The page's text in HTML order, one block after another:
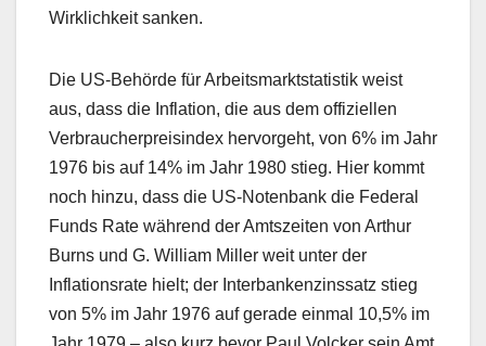
Wirklichkeit sanken.
Die US-Behörde für Arbeitsmarktstatistik weist
aus, dass die Inflation, die aus dem offiziellen
Verbraucherpreisindex hervorgeht, von 6% im Jahr
1976 bis auf 14% im Jahr 1980 stieg. Hier kommt
noch hinzu, dass die US-Notenbank die Federal
Funds Rate während der Amtszeiten von Arthur
Burns und G. William Miller weit unter der
Inflationsrate hielt; der Interbankenzinssatz stieg
von 5% im Jahr 1976 auf gerade einmal 10,5% im